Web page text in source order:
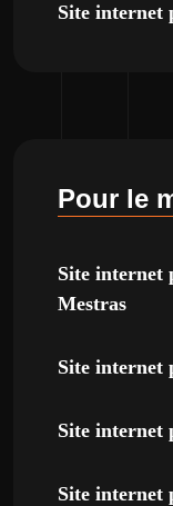
Site internet
Pour le
Site internet
Mestras
Site internet
Site internet
Site internet